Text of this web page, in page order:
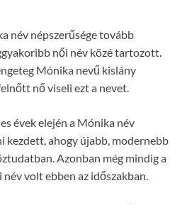
név népszerűsége tovább
női név közé tartozott.
Mónika nevű kislány
nő viseli ezt a nevet.
évek elején a Mónika név
kezdett, ahogy újabb, modernebb
Azonban még mindig a
volt ebben az időszakban.